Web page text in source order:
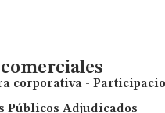
corporativa -
Públicos Adjudicados